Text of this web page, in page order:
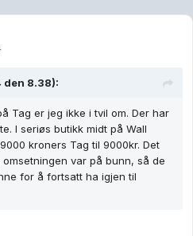
den 8.38):
Tag er jeg ikke i tvil om. Der har
I seriøs butikk midt på Wall
kroners Tag til 9000kr. Det
var på bunn, så de
for å fortsatt ha igjen til